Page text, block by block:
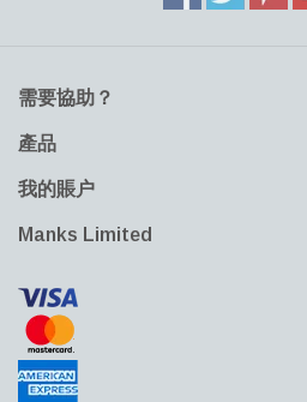
需要協助？
產品
我的賬户
Manks Limited